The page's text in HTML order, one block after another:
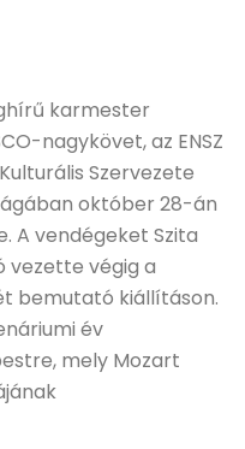
karmester
nagykövet, az ENSZ
Szervezete
október 28-án
A vendégeket Szita
vezette végig a
bemutató kiállításon.
év
mely Mozart